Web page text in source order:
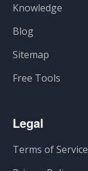
Knowledge
Blog
Sitemap
Free Tools
Legal
Terms of Service